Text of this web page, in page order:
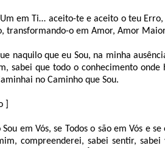
Um em Ti… aceito-te e aceito o teu
transformando-o em Amor, Amor
naquilo que eu Sou, na minha
sabei que todo o conhecimento
no Caminho que Sou.
]
Sou em Vós, se Todos o são em Vós e
compreenderei, sabei sentir,